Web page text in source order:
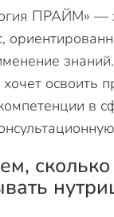
ПРАЙМ» —
хочет освоить
в